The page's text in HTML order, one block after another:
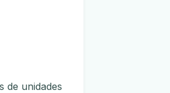
de unidades